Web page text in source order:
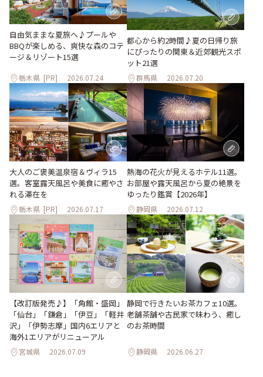
自由気ままな夏旅へ♪プールや
BBQが楽しめる、爽快な森のコテ
ージ＆リゾート15選
栃木県 [PR] 2026.07.24
都心から約2時間♪夏の日帰り旅
にぴったりの関東＆近郊観光スポ
ット21選
群馬県 2026.07.20
大人のご褒美温泉宿＆ヴィラ15
選。客室露天風呂や美食に癒やさ
れる滞在を
栃木県 [PR] 2026.07.17
熱海の花火が見えるホテル11選。
お部屋や露天風呂から夏の絶景を
ゆったり鑑賞【2026年】
静岡県 2026.07.12
【改訂版発売♪】「角館・盛岡」
「仙台」「鎌倉」「伊豆」「軽井
沢」「伊勢志摩」国内6エリアと
海外1エリアがリニューアル
宮城県 2026.07.09
静岡で行きたいお茶カフェ10選。
老舗茶舗や古民家で味わう、癒し
のお茶時間
静岡県 2026.06.27